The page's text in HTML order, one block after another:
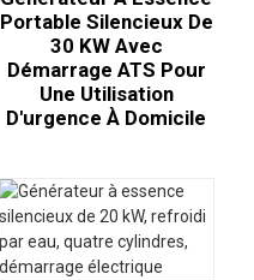
Portable Silencieux De
30 KW Avec
Démarrage ATS Pour
Une Utilisation
D'urgence À Domicile